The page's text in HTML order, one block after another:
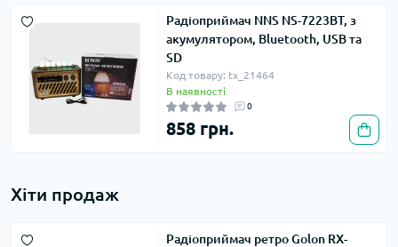
Радіоприймач NNS NS-7223BT, з
акумулятором, Bluetooth, USB та
SD
Код товару: tx_21464
В наявності
0
858 грн.
Хіти продаж
Радіоприймач ретро Golon RX-